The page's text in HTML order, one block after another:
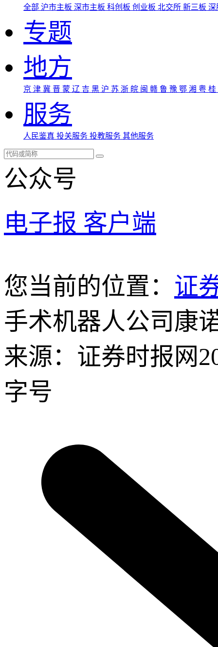
全部 沪市主板 深市主板 科创板 创业板 北交所 新三板
专题
地方
京 津 冀 晋 蒙 辽 吉 黑 沪 苏 浙 皖 闽 赣 鲁 豫 鄂 湘 粤 桂
服务
人民鉴真 投关服务 投教服务 其他服务
公众号
电子报 客户端
您当前的位置： 证
手术机器人公司康
来源：证券时报网
字号